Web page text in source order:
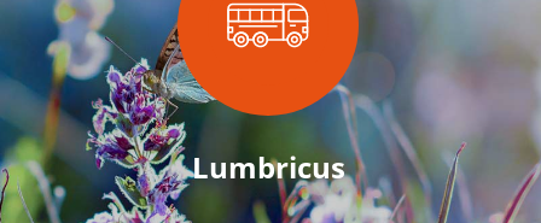
Lumbricus